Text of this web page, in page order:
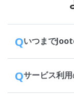
Qいつまで
Qサービス利用